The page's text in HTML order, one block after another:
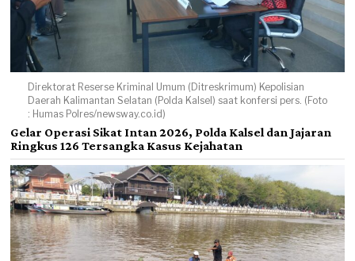
Direktorat Reserse Kriminal Umum (Ditreskrimum) Kepolisian
Daerah Kalimantan Selatan (Polda Kalsel) saat konfersi pers. (Foto
: Humas Polres/newsway.co.id)
Gelar Operasi Sikat Intan 2026, Polda Kalsel dan Jajaran
Ringkus 126 Tersangka Kasus Kejahatan